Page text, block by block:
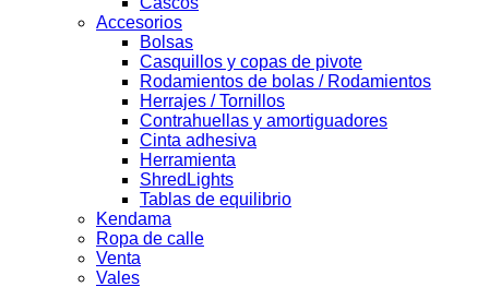
Accesorios
Bolsas
Casquillos y copas de pivote
Rodamientos de bolas / Rodamientos
Herrajes / Tornillos
Contrahuellas y amortiguadores
Cinta adhesiva
Herramienta
ShredLights
Tablas de equilibrio
Kendama
Ropa de calle
Venta
Vales